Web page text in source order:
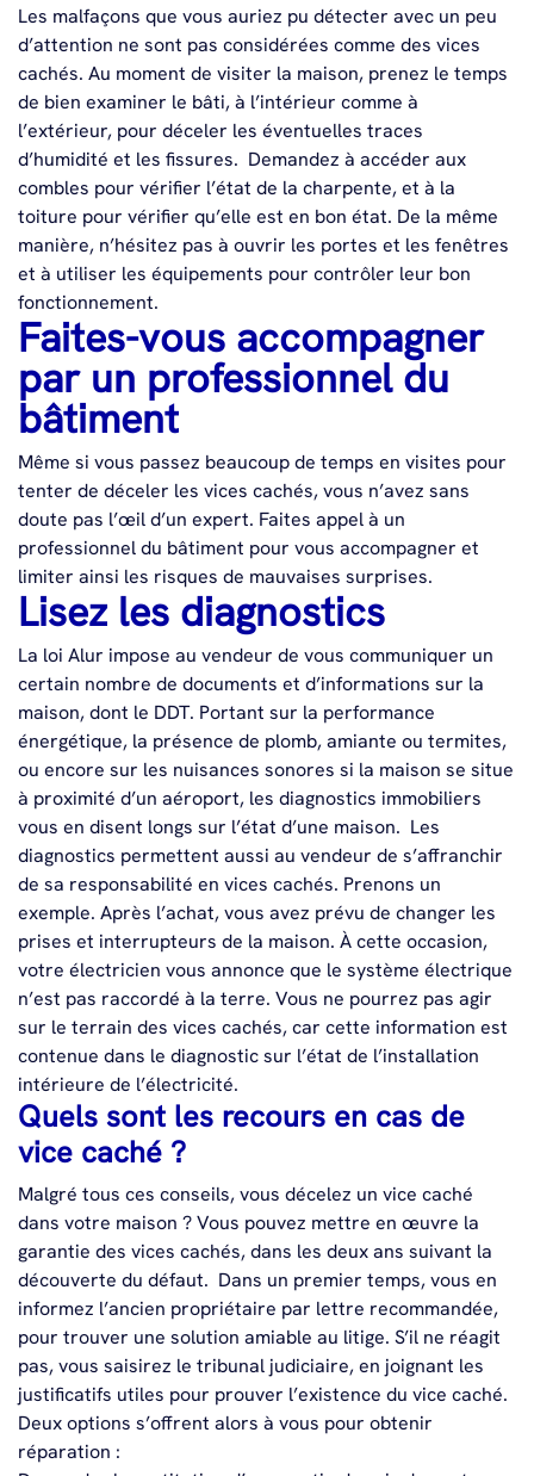
Les malfaçons que vous auriez pu détecter avec un peu
d’attention ne sont pas considérées comme des vices
cachés. Au moment de visiter la maison, prenez le temps
de bien examiner le bâti, à l’intérieur comme à
l’extérieur, pour déceler les éventuelles traces
d’humidité et les fissures. Demandez à accéder aux
combles pour vérifier l’état de la charpente, et à la
toiture pour vérifier qu’elle est en bon état. De la même
manière, n’hésitez pas à ouvrir les portes et les fenêtres
et à utiliser les équipements pour contrôler leur bon
fonctionnement.
Faites-vous accompagner
par un professionnel du
bâtiment
Même si vous passez beaucoup de temps en visites pour
tenter de déceler les vices cachés, vous n’avez sans
doute pas l’œil d’un expert. Faites appel à un
professionnel du bâtiment pour vous accompagner et
limiter ainsi les risques de mauvaises surprises.
Lisez les diagnostics
La loi Alur impose au vendeur de vous communiquer un
certain nombre de documents et d’informations sur la
maison, dont le DDT. Portant sur la performance
énergétique, la présence de plomb, amiante ou termites,
ou encore sur les nuisances sonores si la maison se situe
à proximité d’un aéroport, les diagnostics immobiliers
vous en disent longs sur l’état d’une maison. Les
diagnostics permettent aussi au vendeur de s’affranchir
de sa responsabilité en vices cachés. Prenons un
exemple. Après l’achat, vous avez prévu de changer les
prises et interrupteurs de la maison. À cette occasion,
votre électricien vous annonce que le système électrique
n’est pas raccordé à la terre. Vous ne pourrez pas agir
sur le terrain des vices cachés, car cette information est
contenue dans le diagnostic sur l’état de l’installation
intérieure de l’électricité.
Quels sont les recours en cas de
vice caché ?
Malgré tous ces conseils, vous décelez un vice caché
dans votre maison ? Vous pouvez mettre en œuvre la
garantie des vices cachés, dans les deux ans suivant la
découverte du défaut. Dans un premier temps, vous en
informez l’ancien propriétaire par lettre recommandée,
pour trouver une solution amiable au litige. S’il ne réagit
pas, vous saisirez le tribunal judiciaire, en joignant les
justificatifs utiles pour prouver l’existence du vice caché.
Deux options s’offrent alors à vous pour obtenir
réparation :